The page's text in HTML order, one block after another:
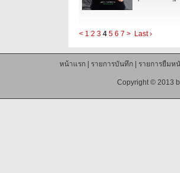
< 1 2 3 4 5 6 7 > Last ›
หน้าแรก| รายการบันทึก| รายการยืมห
Copyright © 2013